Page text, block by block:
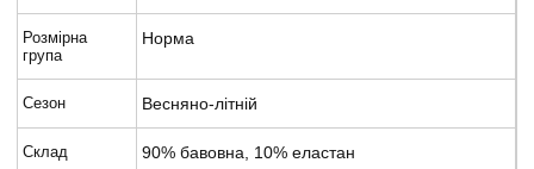
Розмірна
група
Норма
Сезон Весняно-літній
Склад 90% бавовна, 10% еластан